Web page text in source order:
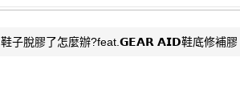
鞋子脫膠了怎麼辦?feat.𝗚𝗘𝗔𝗥 𝗔𝗜𝗗鞋底修補膠